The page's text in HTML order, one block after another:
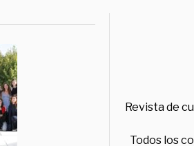
Revista de
Todos los